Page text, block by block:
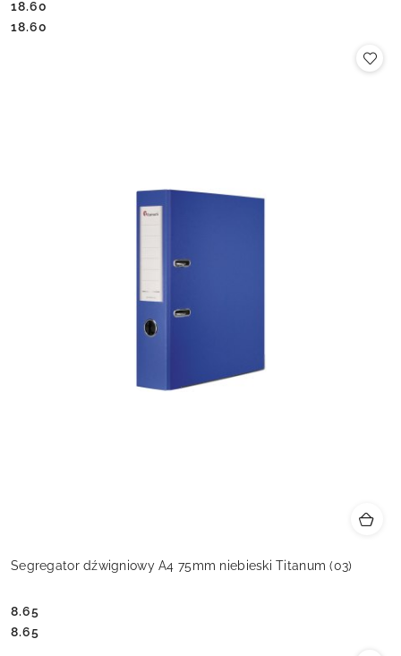
Cena:
18.60
Cena:
18.60
Segregator dźwigniowy A4 75mm niebieski Titanum (03)
Cena:
8.65
Cena:
8.65